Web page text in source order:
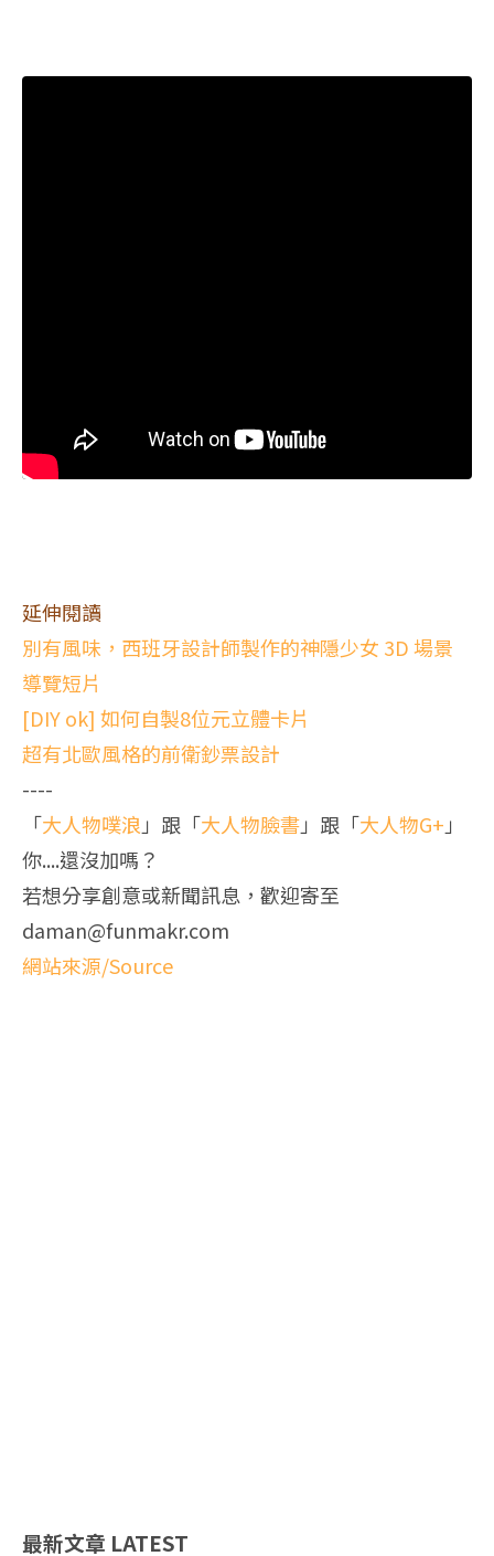
延伸閱讀
別有風味，西班牙設計師製作的神隱少女 3D 場景
導覽短片
[DIY ok] 如何自製8位元立體卡片
超有北歐風格的前衛鈔票設計
----
「大人物噗浪 」跟「大人物臉書」跟「大人物G+ 」
你....還沒加嗎？
若想分享創意或新聞訊息，歡迎寄至
daman@funmakr.com
網站來源/Source
最新文章 LATEST